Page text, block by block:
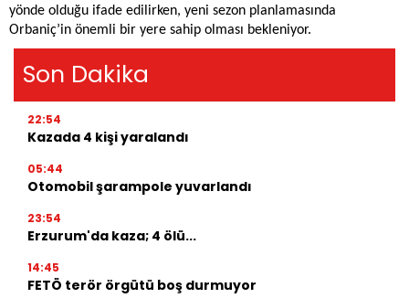
yönde olduğu ifade edilirken, yeni sezon planlamasında
Orbaniç’in önemli bir yere sahip olması bekleniyor.
Son Dakika
22:54
Kazada 4 kişi yaralandı
05:44
Otomobil şarampole yuvarlandı
23:54
Erzurum'da kaza; 4 ölü...
14:45
FETÖ terör örgütü boş durmuyor